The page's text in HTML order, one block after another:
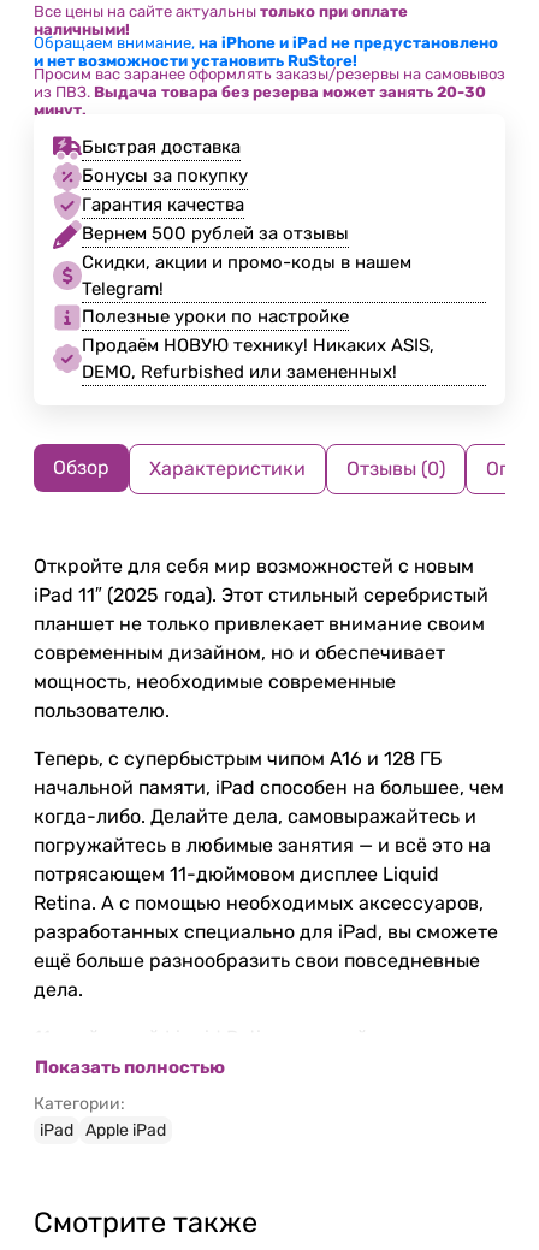
Все цены на сайте актуальны только при оплате
наличными!
Обращаем внимание, на iPhone и iPad не предустановлено
и нет возможности установить RuStore!
Просим вас заранее оформлять заказы/резервы на самовывоз
из ПВЗ. Выдача товара без резерва может занять 20-30
минут.
Быстрая доставка
Бонусы за покупку
Гарантия качества
Вернем 500 рублей за отзывы
Скидки, акции и промо-коды в нашем
Telegram!
Полезные уроки по настройке
Продаём НОВУЮ технику! Никаких ASIS,
DEMO, Refurbished или замененных!
Обзор Характеристики Отзывы (0)
Откройте для себя мир возможностей с новым
iPad 11″ (2025 года). Этот стильный серебристый
планшет не только привлекает внимание своим
современным дизайном, но и обеспечивает
мощность, необходимые современные
пользователю.
Теперь, с супербыстрым чипом A16 и 128 ГБ
начальной памяти, iPad способен на большее, чем
когда-либо. Делайте дела, самовыражайтесь и
погружайтесь в любимые занятия — и всё это на
потрясающем 11-дюймовом дисплее Liquid
Retina. А с помощью необходимых аксессуаров,
разработанных специально для iPad, вы сможете
ещё больше разнообразить свои повседневные
дела.
цветами и высокой четкостью, делает просмотр
видео, чтение книг и работу с графикой
настоящим удовольствием.
видео, приложений и документов.
Показать полностью
Категории:
iPad Apple iPad
Смотрите также